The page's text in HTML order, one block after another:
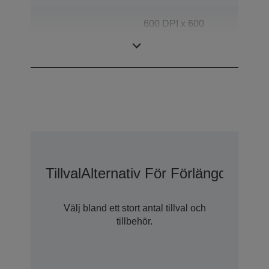
600 DPI x 600
TillvalAlternativ För Förlängd
Välj bland ett stort antal tillval och
tillbehör.